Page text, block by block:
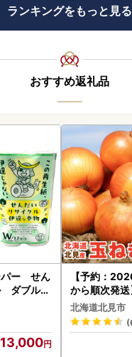
ランキングをもっと見る
おすすめ返礼品
パー せん
ダブル9
ト
13,000
【予約：
から順次発
らい産 玉ね
g ( タマネギ
)【210-
北海道北見市